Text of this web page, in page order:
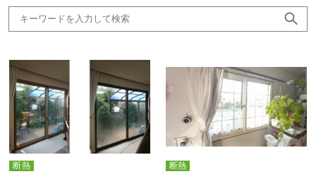
断熱 断熱